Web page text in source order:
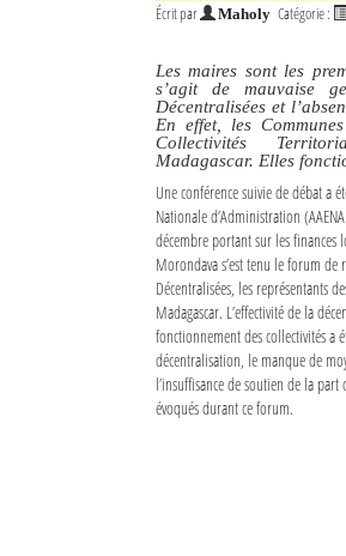
Écrit par Maholy Catégorie :
Les maires sont les
s’agit de mauvaise
Décentralisées et
En effet, les
Collectivités
Madagascar. Elles
Une conférence suivie de débat a
Nationale d’Administration
décembre portant sur les finances
Morondava s’est tenu le forum
Décentralisées, les représentants
Madagascar. L’effectivité de la
fonctionnement des collectivités a
décentralisation, le manque de
l’insuffisance de soutien de la part
évoqués durant ce forum.